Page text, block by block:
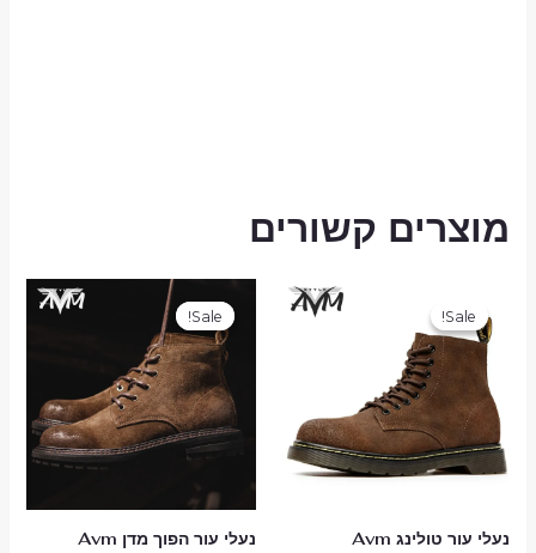
מוצרים קשורים
Sale!
Sale!
נעלי עור טולינג Avm
היה:
₪529.00.
המחיר
הנוכחי
Sale!
Sale!
נעלי עור הפוך מדן Avm
המחיר
המקורי
היה:
₪799.00.
המחיר
הנוכחי